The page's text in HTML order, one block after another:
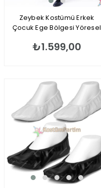
Zeybek Kostümü Erkek
Çocuk Ege Bölgesi Yöresel
₺1.599,00